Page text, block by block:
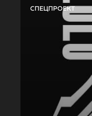
СПЕЦПРОЕКТ